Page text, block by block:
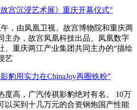
宫沉浸艺术展》重庆开幕仪式”
午，由凤凰卫视、故宫博物院和重庆两
主办，故宫凤凰科技出品、凤凰数字
、重庆两江产业集团共同主办的“描绘
艺
豹用实力在ChinaJoy再圈铁粉”
度高，广汽传祺影豹绝对有名。 10万
以买到十几万元的合资钢炮国产性能